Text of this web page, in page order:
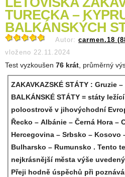
TURECKA –
BALKÁNSKÝCH
Autor: carmen.18
vloženo 22.11.2024
Test vyzkoušen 76 krát , průměrný
BALKÁNSKÉ STÁTY = státy
poloostrově v jihovýchodní
Řecko – Albánie – Černá Hora –
Hercegovina – Srbsko – Kosovo
Bulharsko – Rumunsko . Tento
nejkrásnější města výše